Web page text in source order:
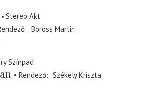
Stereo Akt
Boross Martin
Színpad
Rendező
Székely Kriszta